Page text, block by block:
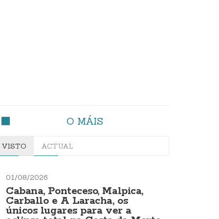
O MÁIS
VISTO ACTUAL
01/08/2026
Cabana, Ponteceso, Malpica,
Carballo e A Laracha, os
únicos lugares para ver a